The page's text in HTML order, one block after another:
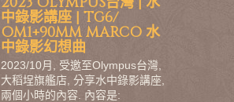
中錄影講座 | TG6/
OM1+90MM MARCO 水
中錄影幻想曲
2023/10月, 受邀至Olympus台灣,
大稻埕旗艦店, 分享水中錄影講座,
兩個小時的內容. 內容是: